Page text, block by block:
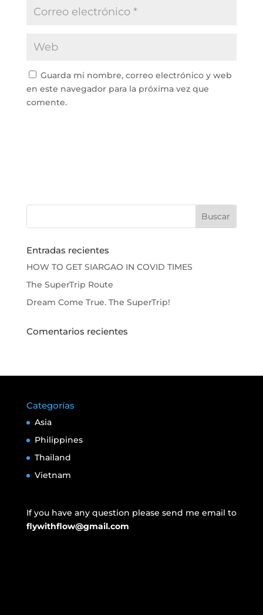
Guarda mi nombre, correo electrónico y web
en este navegador para la próxima vez que
comente.
Entradas recientes
HOW TO GET SIARGAO IN COVID TIMES
The SuperTrip Route
Dream Come True. The SuperTrip!
Comentarios recientes
Categorías
Asia
Philippines
Thailand
Vietnam
If you have any question please send me email to
flywithflow@gmail.com